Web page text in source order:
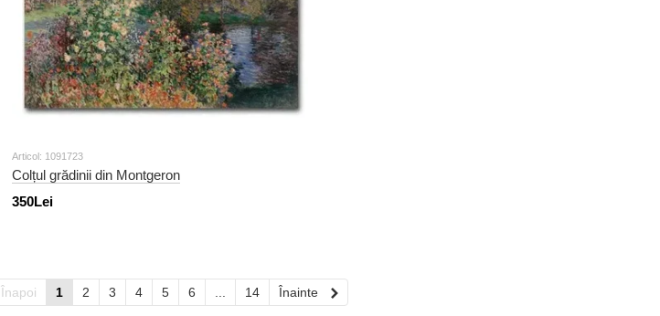
Articol: 1091723
Colțul grădinii din Montgeron
350Lei
Înapoi 1 2 3 4 5 6 14 Înainte